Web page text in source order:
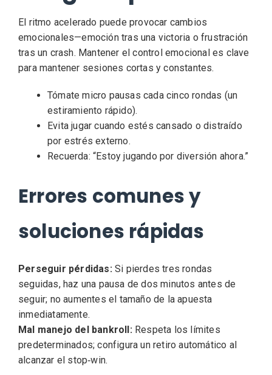
El ritmo acelerado puede provocar cambios
emocionales—emoción tras una victoria o frustración
tras un crash. Mantener el control emocional es clave
para mantener sesiones cortas y constantes.
Tómate micro pausas cada cinco rondas (un
estiramiento rápido).
Evita jugar cuando estés cansado o distraído
por estrés externo.
Recuerda: “Estoy jugando por diversión ahora.”
Errores comunes y
soluciones rápidas
Perseguir pérdidas:Si pierdes tres rondas
seguidas, haz una pausa de dos minutos antes de
seguir; no aumentes el tamaño de la apuesta
inmediatamente.
Mal manejo del bankroll:Respeta los límites
predeterminados; configura un retiro automático al
alcanzar el stop‑win.